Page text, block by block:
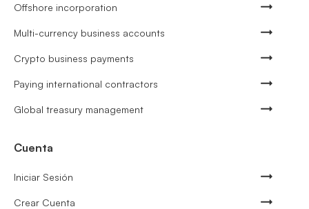
Offshore incorporation
Multi-currency business accounts
Crypto business payments
Paying international contractors
Global treasury management
Cuenta
Iniciar Sesión
Crear Cuenta